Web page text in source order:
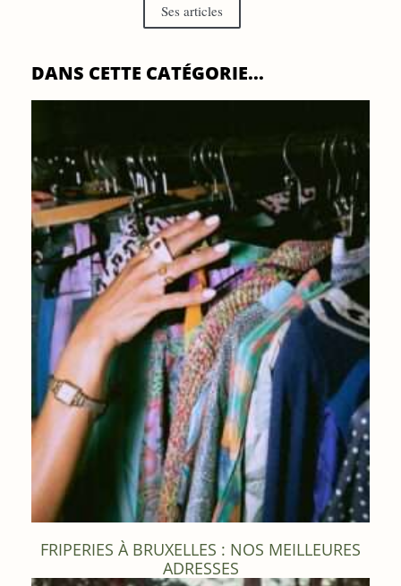
Ses articles
DANS CETTE CATÉGORIE...
FRIPERIES À BRUXELLES : NOS MEILLEURES
ADRESSES